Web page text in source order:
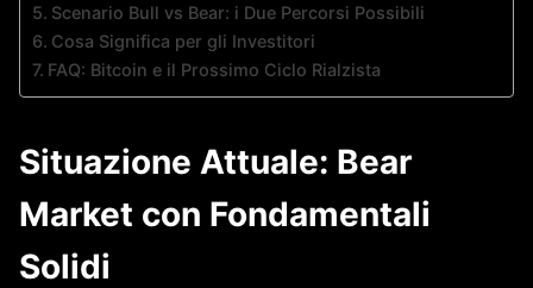
Scenario Bull vs Bear: i Due Percorsi Possibili
Cosa Significa per gli Investitori
FAQ: Bitcoin e il Prossimo Ciclo Rialzista
Situazione Attuale: Bear
Market con Fondamentali
Solidi